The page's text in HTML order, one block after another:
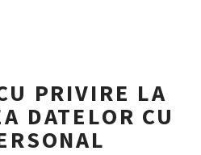
PRIVIRE LA
DATELOR CU